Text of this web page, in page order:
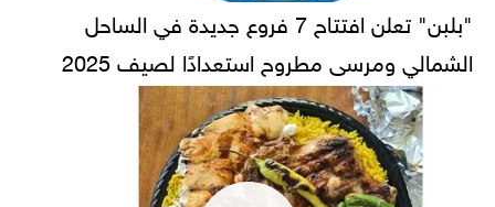
"بلبن" تعلن افتتاح 7 فروع جديدة في الساحل
الشمالي ومرسى مطروح استعدادًا لصيف 2025